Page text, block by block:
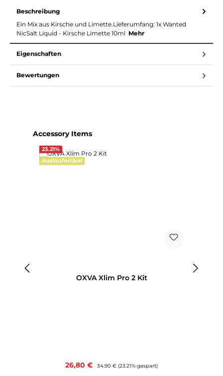
Beschreibung
Ein Mix aus Kirsche und Limette.Lieferumfang: 1x Wanted
NicSalt Liquid - Kirsche Limette 10ml Mehr
Eigenschaften
Bewertungen
Produktgalerie überspringen
Accessory Items
23.21%
Auslaufartikel
OXVA Xlim Pro 2 Kit
Verkaufspreis:
26,80 € Regulärer Preis:
34,90 € (23.21% gespart)